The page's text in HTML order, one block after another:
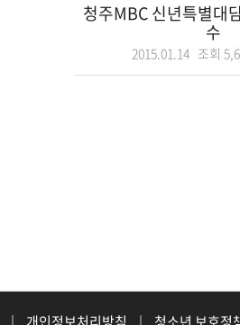
청주MBC 신년특별대
수
2015.01.14 조회